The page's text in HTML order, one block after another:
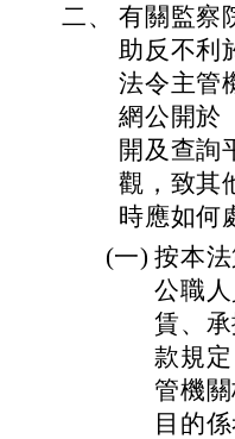
二、
有關監察
助反不利
法令主管
網公開於
開及查詢
觀，致其
時應如何
(一) 按本
公職
賃、
款規
管機
目的